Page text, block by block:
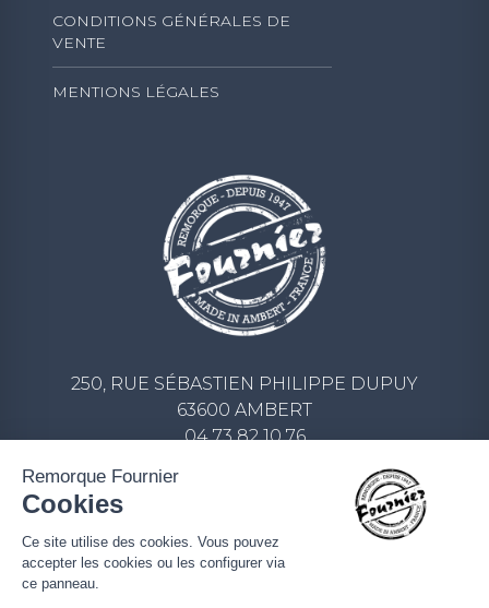
CONDITIONS GÉNÉRALES DE
VENTE
MENTIONS LÉGALES
250, RUE SÉBASTIEN PHILIPPE DUPUY
63600 AMBERT
04 73 82 10 76
ECRIVEZ-NOUS UN MESSAGE
Remorque Fournier
Cookies
Ce site utilise des cookies. Vous pouvez
accepter les cookies ou les configurer via
ce panneau.